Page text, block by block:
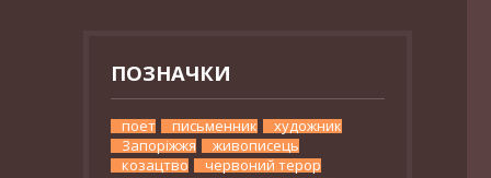
ПОЗНАЧКИ
поет письменник
художник
Запоріжжя
живописець
козацтво
червоний терор